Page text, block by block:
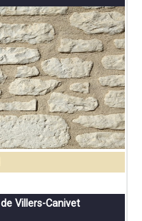
Villers-Canivet